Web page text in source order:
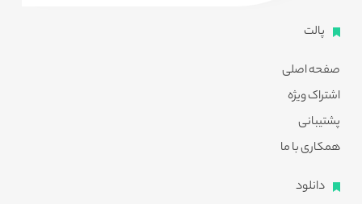
پالت
صفحه اصلی
اشتراک ویژه
پشتیبانی
همکاری با ما
دانلود